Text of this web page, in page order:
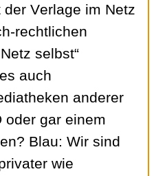
Verlage im Netz
rechtlichen
selbst“
auch
anderer
oder gar einem
Blau: Wir sind
wie